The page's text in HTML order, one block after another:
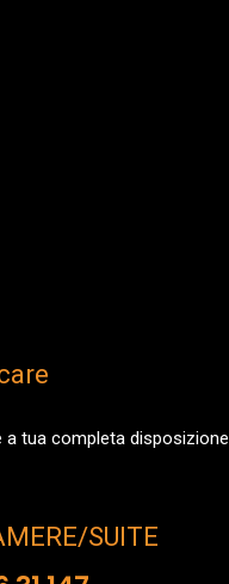
a tua completa disposizione
SUITE